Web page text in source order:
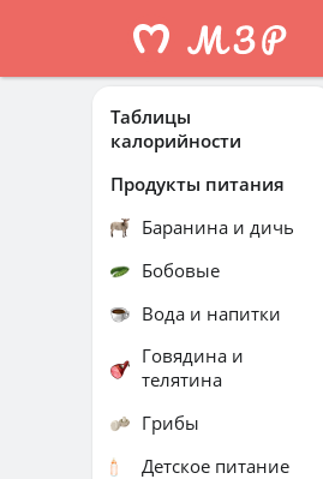
Таблицы
калорийности
Продукты питания
Баранина и дичь
Бобовые
Вода и напитки
Говядина и
телятина
Грибы
Детское питание